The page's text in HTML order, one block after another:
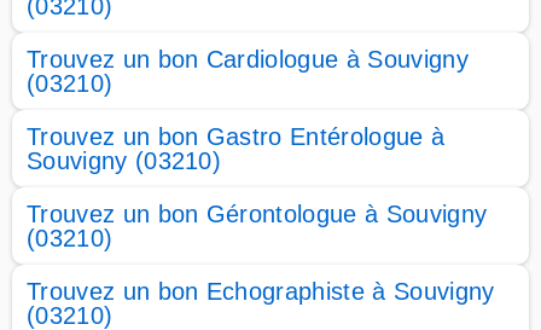
(03210)
Trouvez un bon Cardiologue à Souvigny
(03210)
Trouvez un bon Gastro Entérologue à
Souvigny (03210)
Trouvez un bon Gérontologue à Souvigny
(03210)
Trouvez un bon Echographiste à Souvigny
(03210)